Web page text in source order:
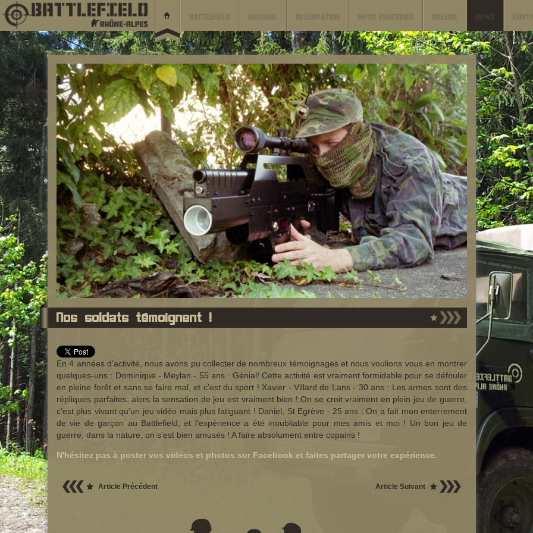
ARSENAL RESERVATION INFOS PRATIQUES
Nos soldats témoignent !
En 4 années d’activité, nous avons pu collecter de nombreux témoignages et nous voulions vous en montrer
quelques-uns : Dominique - Meylan - 55 ans : Génial! Cette activité est vraiment formidable pour se défouler
en pleine forêt et sans se faire mal, et c’est du sport ! Xavier - Villard de Lans - 30 ans : Les armes sont des
répliques parfaites, alors la sensation de jeu est vraiment bien ! On se croit vraiment en plein jeu de guerre,
c’est plus vivant qu’un jeu vidéo mais plus fatiguant ! Daniel, St Egrève - 25 ans : On a fait mon enterrement
de vie de garçon au Battlefield, et l’expérience a été inoubliable pour mes amis et moi ! Un bon jeu de
guerre, dans la nature, on s’est bien amusés ! A faire absolument entre copains !
N'hésitez pas à poster vos vidéos et photos sur Facebook et faites partager votre expérience.
Article Suivant
Article Précédent